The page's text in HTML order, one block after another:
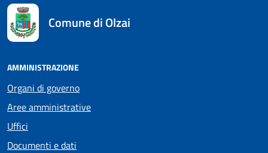
Comune di Olzai
AMMINISTRAZIONE
Organi di governo
Aree amministrative
Uffici
Documenti e dati